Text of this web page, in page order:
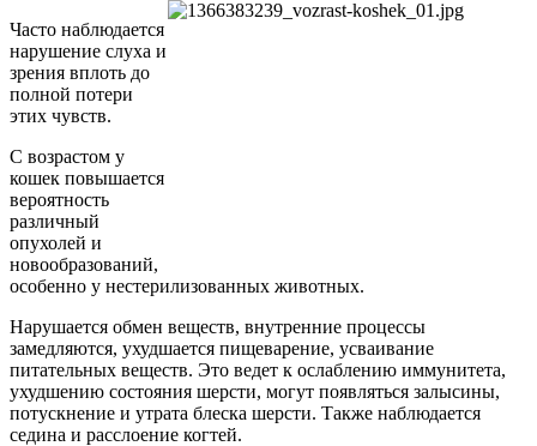
Часто наблюдается
нарушение слуха и
зрения вплоть до
полной потери
этих чувств.
С возрастом у
кошек повышается
вероятность
различный
опухолей и
новообразований,
особенно у нестерилизованных животных.
Нарушается обмен веществ, внутренние процессы
замедляются, ухудшается пищеварение, усваивание
питательных веществ. Это ведет к ослаблению иммунитета,
ухудшению состояния шерсти, могут появляться залысины,
потускнение и утрата блеска шерсти. Также наблюдается
седина и расслоение когтей.